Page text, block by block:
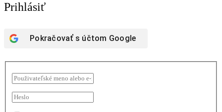
Prihlásiť
Pokračovať s účtom Google